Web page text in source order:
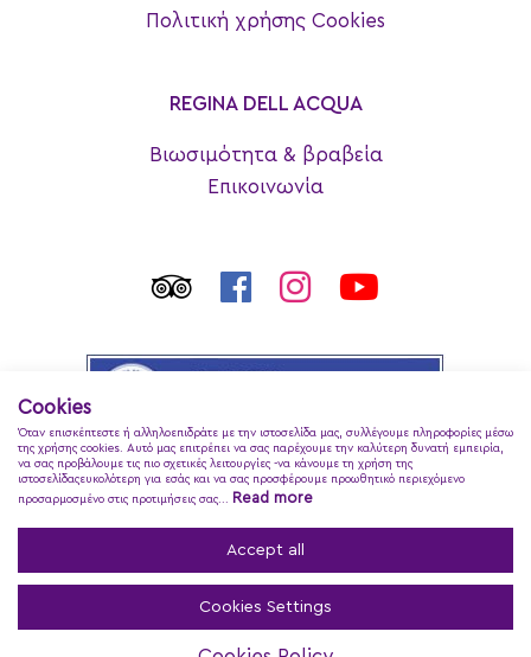
Πολιτική χρήσης Cookies
REGINA DELL ACQUA
Βιωσιμότητα & βραβεία
Επικοινωνία
Cookies
Όταν επισκέπτεστε ή αλληλοεπιδράτε με την ιστοσελίδα μας, συλλέγουμε πληροφορίες μέσω
της χρήσης cookies. Αυτό μας επιτρέπει να σας παρέχουμε την καλύτερη δυνατή εμπειρία,
να σας προβάλουμε τις πιο σχετικές λειτουργίες -να κάνουμε τη χρήση της
ιστοσελίδαςευκολότερη για εσάς και να σας προσφέρουμε προωθητικό περιεχόμενο
προσαρμοσμένο στις προτιμήσεις σας... Read more
Accept all
Cookies Settings